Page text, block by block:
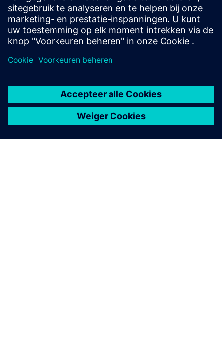
soorten en maten over de hele wereld
Sterke bestaande partnerschappen